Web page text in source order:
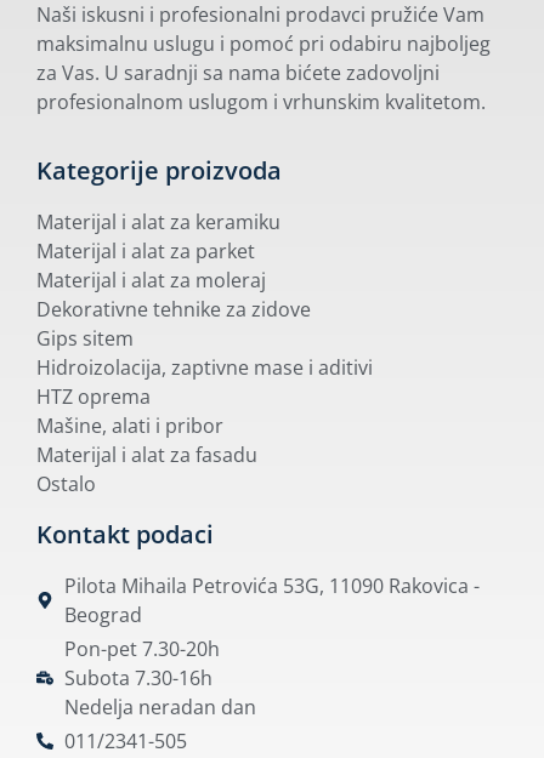
Naši iskusni i profesionalni prodavci pružiće Vam
maksimalnu uslugu i pomoć pri odabiru najboljeg
za Vas. U saradnji sa nama bićete zadovoljni
profesionalnom uslugom i vrhunskim kvalitetom.
Kategorije proizvoda
Materijal i alat za keramiku
Materijal i alat za parket
Materijal i alat za moleraj
Dekorativne tehnike za zidove
Gips sitem
Hidroizolacija, zaptivne mase i aditivi
HTZ oprema
Mašine, alati i pribor
Materijal i alat za fasadu
Ostalo
Kontakt podaci
Pilota Mihaila Petrovića 53G, 11090 Rakovica -
Beograd
Pon-pet 7.30-20h
Subota 7.30-16h
Nedelja neradan dan
011/2341-505